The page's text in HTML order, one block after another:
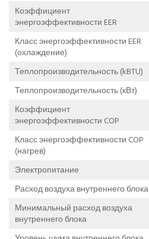
Коэффициент
энергоэффективности EER
Класс энергоэффективности EER
(охлаждение)
Теплопроизводительность (kBTU)
Теплопроизводительность (кВт)
Коэффициент
энергоэффективности COP
Класс энергоэффективности COP
(нагрев)
Электропитание
Расход воздуха внутреннего блока
Минимальный расход воздуха
внутреннего блока